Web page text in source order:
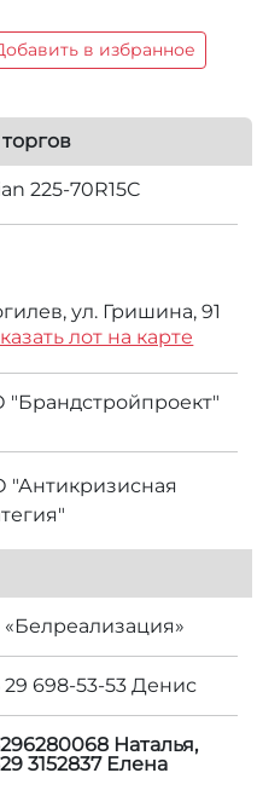
в избранное
225-70R15C
ул. Гришина, 91
лот на карте
29 698-53-53 Денис
Наталья,
3152837 Елена